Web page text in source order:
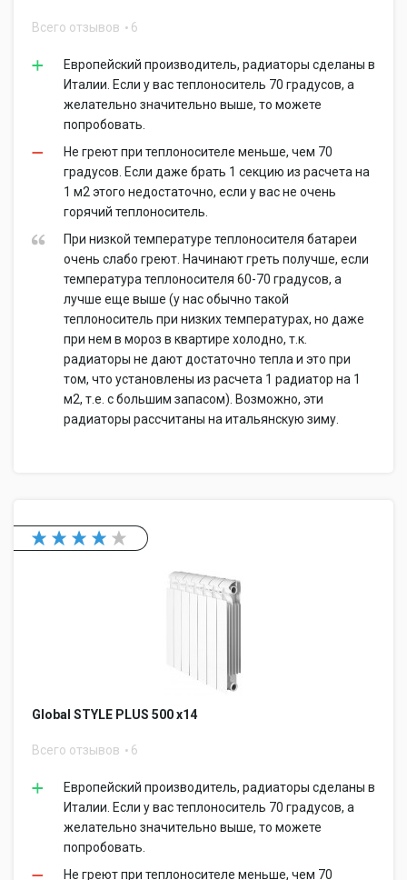
Всего отзывов 6
Европейский производитель, радиаторы сделаны в
Италии. Если у вас теплоноситель 70 градусов, а
желательно значительно выше, то можете
попробовать.
Не греют при теплоносителе меньше, чем 70
градусов. Если даже брать 1 секцию из расчета на
1 м2 этого недостаточно, если у вас не очень
горячий теплоноситель.
При низкой температуре теплоносителя батареи
очень слабо греют. Начинают греть получше, если
температура теплоносителя 60-70 градусов, а
лучше еще выше (у нас обычно такой
теплоноситель при низких температурах, но даже
при нем в мороз в квартире холодно, т.к.
радиаторы не дают достаточно тепла и это при
том, что установлены из расчета 1 радиатор на 1
м2, т.е. с большим запасом). Возможно, эти
радиаторы рассчитаны на итальянскую зиму.
Global STYLE PLUS 500 x14
Всего отзывов 6
Европейский производитель, радиаторы сделаны в
Италии. Если у вас теплоноситель 70 градусов, а
желательно значительно выше, то можете
попробовать.
Не греют при теплоносителе меньше, чем 70